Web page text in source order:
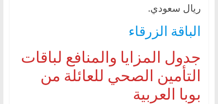
ريال سعودي.
الباقة الزرقاء
جدول المزايا والمنافع لباقات
التأمين الصحي للعائلة من
بوبا العربية